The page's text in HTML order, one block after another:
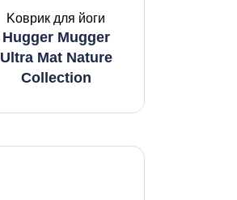
Koвpик для йoги
Hugger Mugger
Ultra Mat Nature
Collection